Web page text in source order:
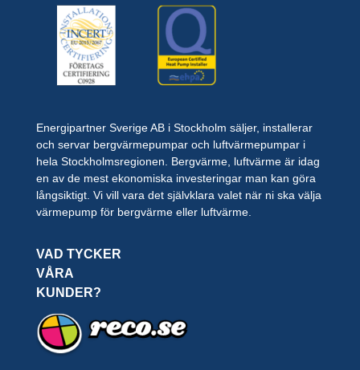
Energipartner Sverige AB i Stockholm säljer, installerar
och servar bergvärmepumpar och luftvärmepumpar i
hela Stockholmsregionen. Bergvärme, luftvärme är idag
en av de mest ekonomiska investeringar man kan göra
långsiktigt. Vi vill vara det självklara valet när ni ska välja
värmepump för bergvärme eller luftvärme.
VAD TYCKER
VÅRA
KUNDER?